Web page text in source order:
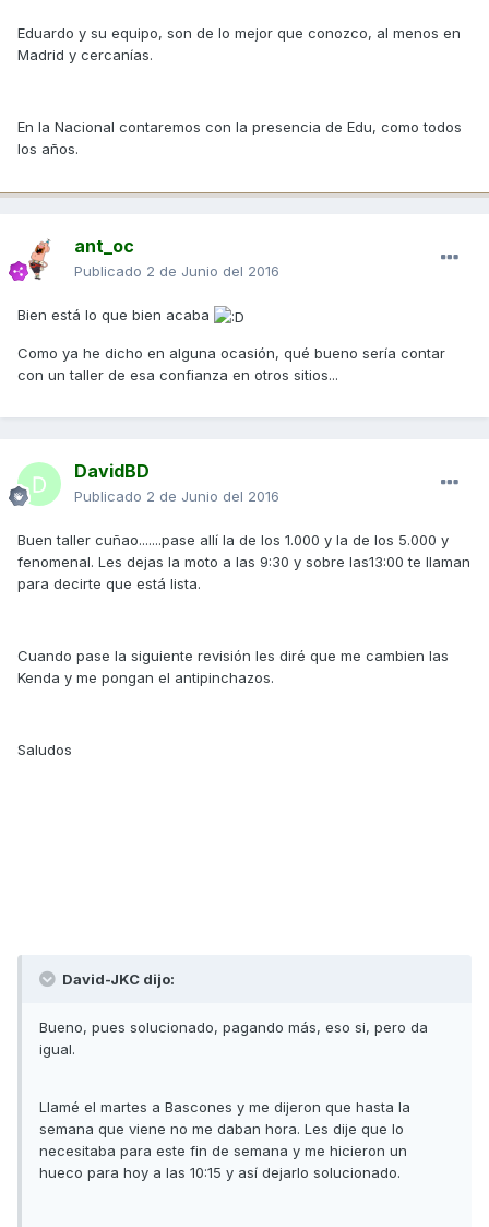
Eduardo y su equipo, son de lo mejor que conozco, al menos en
Madrid y cercanías.
En la Nacional contaremos con la presencia de Edu, como todos
los años.
ant_oc
Publicado 2 de Junio del 2016
Bien está lo que bien acaba
Como ya he dicho en alguna ocasión, qué bueno sería contar
con un taller de esa confianza en otros sitios...
DavidBD
Publicado 2 de Junio del 2016
Buen taller cuñao.......pase allí la de los 1.000 y la de los 5.000 y
fenomenal. Les dejas la moto a las 9:30 y sobre las13:00 te llaman
para decirte que está lista.
Cuando pase la siguiente revisión les diré que me cambien las
Kenda y me pongan el antipinchazos.
Saludos
David-JKC dijo:
Bueno, pues solucionado, pagando más, eso si, pero da
igual.
Llamé el martes a Bascones y me dijeron que hasta la
semana que viene no me daban hora. Les dije que lo
necesitaba para este fin de semana y me hicieron un
hueco para hoy a las 10:15 y así dejarlo solucionado.